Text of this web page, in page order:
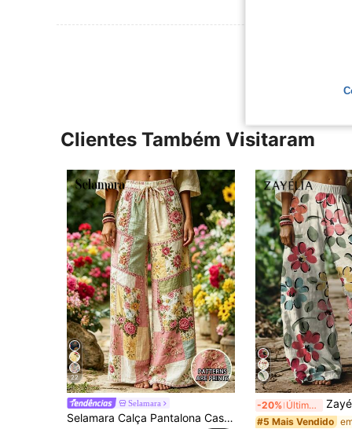
Clientes Também Visitaram
22
Selamara
Selamara Calça Pantalona Casual Feminina com Estampa Floral
-20% Últimos 3 dias Zayélia Calça
#5 Mais Vendido